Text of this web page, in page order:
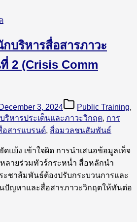
บริหารสื่อสารภาวะ
2 (Crisis Comm
December 3, 2024 Public Training,
ริหารประเด็นและภาวะวิกฤต, การ
อสารแบรนด์, สื่อมวลชนสัมพันธ์
แย้ง เข้าใจผิด การนำเสนอข้อมูลเท็จ
ลายร่วมทัวร์กระหน่ำ สื่อหลักนำ
ะชาส้มพันธ์ต้องปรับกระบวนการและ
นปัญหาและสื่อสารภาวะวิกฤตให้ทันต่อ